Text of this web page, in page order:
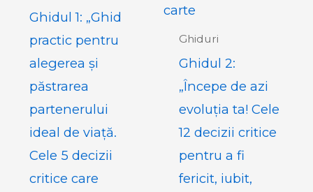
Ghidul 1: „Ghid
practic​ pentru
alegerea și
păstrarea
partenerului
ideal de viață.
Cele 5 decizii
critice care
Ghiduri
Ghidul 2:
„Începe de azi
evoluția ta! Cele
12 decizii critice
pentru a fi
fericit, iubit,